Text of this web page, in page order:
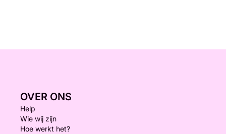
OVER ONS
Help
Wie wij zijn
Hoe werkt het?